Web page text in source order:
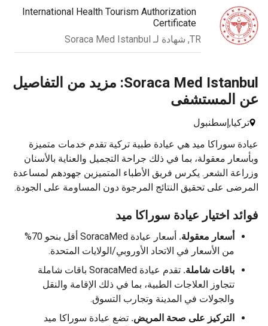
International Health Tourism Authorization
Certificate
TR, شهادة لـ Soraca Med Istanbul
Soraca Med Istanbul: مزيد من التفاصيل
المستشفى
إسطنبول
سوراكا ميد هي عيادة طبية تركية تقدم خدمات متميزة
معقولة، بما في ذلك جراحة التجميل والعناية بالأسنان
الشعر. يكرس فريق الأطباء المتميزين جهودهم لمساعدة
على تحقيق النتائج المرجوة دون المساومة على الجودة.
اختيار عيادة سوراكا ميد
أسعار معقولة.
أسعار عيادة SoracaMed أقل بنحو 70%
من الأسعار في الاتحاد الأوروبي/الولايات المتحدة.
باقات شاملة.
تقدم عيادة SoracaMed باقات شاملة
تتجاوز العلاجات الطبية، بما في ذلك الإقامة والنقل
والجولات في المدينة وتجارب التسوق.
التركيز على صحة المريض.تضع عيادة سوراكا ميد